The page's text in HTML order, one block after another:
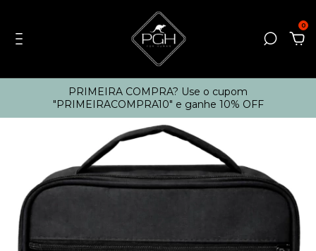
0
PRIMEIRA COMPRA? Use o cupom
"PRIMEIRACOMPRA10" e ganhe 10% OFF